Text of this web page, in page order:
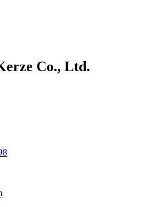
Co., Ltd.